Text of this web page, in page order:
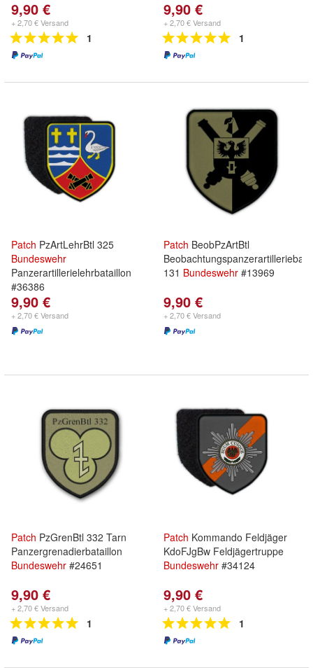
9,90 €
+ 2,70 € Versand
1
9,90 €
+ 2,70 € Versand
1
Patch PzArtLehrBtl 325
Bundeswehr
Panzerartillerielehrbataillon
#36386
9,90 €
+ 2,70 € Versand
Patch BeobPzArtBtl
131 Bundeswehr #13969
9,90 €
+ 2,70 € Versand
Patch PzGrenBtl 332 Tarn
Panzergrenadierbataillon
Bundeswehr #24651
9,90 €
+ 2,70 € Versand
1
Patch Kommando Feldjäger
KdoFJgBw Feldjägertruppe
Bundeswehr #34124
9,90 €
+ 2,70 € Versand
1